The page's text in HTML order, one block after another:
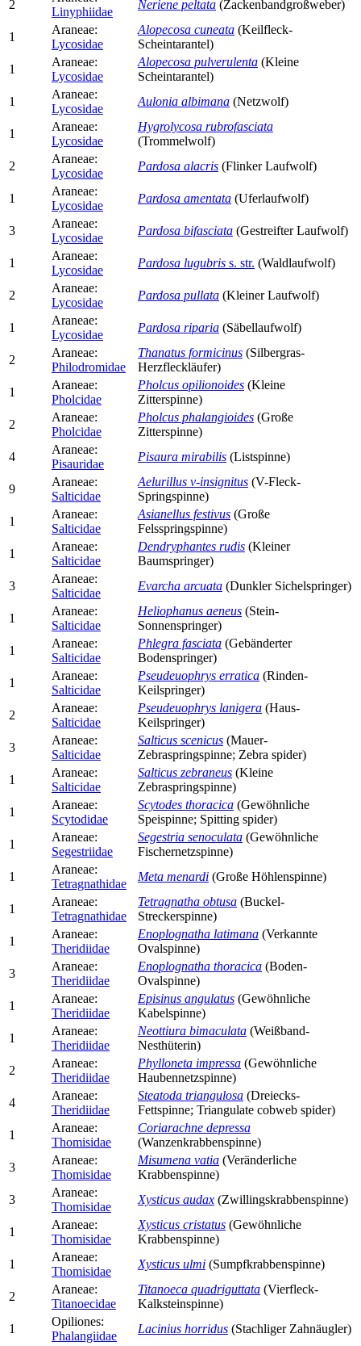
2
Linyphiidae
Neriene peltata (Zackenbandgroßweber)
1
Araneae:
Lycosidae
Alopecosa cuneata (Keilfleck-
Scheintarantel)
1
Araneae:
Lycosidae
Alopecosa pulverulenta (Kleine
Scheintarantel)
1
Araneae:
Lycosidae
Aulonia albimana (Netzwolf)
1
Araneae:
Lycosidae
Hygrolycosa rubrofasciata
(Trommelwolf)
2
Araneae:
Lycosidae
Pardosa alacris (Flinker Laufwolf)
1
Araneae:
Lycosidae
Pardosa amentata (Uferlaufwolf)
3
Araneae:
Lycosidae
Pardosa bifasciata (Gestreifter Laufwolf)
1
Araneae:
Lycosidae
Pardosa lugubris s. str. (Waldlaufwolf)
2
Araneae:
Lycosidae
Pardosa pullata (Kleiner Laufwolf)
1
Araneae:
Lycosidae
Pardosa riparia (Säbellaufwolf)
2
Araneae:
Philodromidae
Thanatus formicinus (Silbergras-
Herzfleckläufer)
1
Araneae:
Pholcidae
Pholcus opilionoides (Kleine
Zitterspinne)
2
Araneae:
Pholcidae
Pholcus phalangioides (Große
Zitterspinne)
4
Araneae:
Pisauridae
Pisaura mirabilis (Listspinne)
9
Araneae:
Salticidae
Aelurillus v-insignitus (V-Fleck-
Springspinne)
1
Araneae:
Salticidae
Asianellus festivus (Große
Felsspringspinne)
1
Araneae:
Salticidae
Dendryphantes rudis (Kleiner
Baumspringer)
3
Araneae:
Salticidae
Evarcha arcuata (Dunkler Sichelspringer)
1
Araneae:
Salticidae
Heliophanus aeneus (Stein-
Sonnenspringer)
1
Araneae:
Salticidae
Phlegra fasciata (Gebänderter
Bodenspringer)
1
Araneae:
Salticidae
Pseudeuophrys erratica (Rinden-
Keilspringer)
2
Araneae:
Salticidae
Pseudeuophrys lanigera (Haus-
Keilspringer)
3
Araneae:
Salticidae
Salticus scenicus (Mauer-
Zebraspringspinne; Zebra spider)
1
Araneae:
Salticidae
Salticus zebraneus (Kleine
Zebraspringspinne)
1
Araneae:
Scytodidae
Scytodes thoracica (Gewöhnliche
Speispinne; Spitting spider)
1
Araneae:
Segestriidae
Segestria senoculata (Gewöhnliche
Fischernetzspinne)
1
Araneae:
Tetragnathidae
Meta menardi (Große Höhlenspinne)
1
Araneae:
Tetragnathidae
Tetragnatha obtusa (Buckel-
Streckerspinne)
1
Araneae:
Theridiidae
Enoplognatha latimana (Verkannte
Ovalspinne)
3
Araneae:
Theridiidae
Enoplognatha thoracica (Boden-
Ovalspinne)
1
Araneae:
Theridiidae
Episinus angulatus (Gewöhnliche
Kabelspinne)
1
Araneae:
Theridiidae
Neottiura bimaculata (Weißband-
Nesthüterin)
2
Araneae:
Theridiidae
Phylloneta impressa (Gewöhnliche
Haubennetzspinne)
4
Araneae:
Theridiidae
Steatoda triangulosa (Dreiecks-
Fettspinne; Triangulate cobweb spider)
1
Araneae:
Thomisidae
Coriarachne depressa
(Wanzenkrabbenspinne)
3
Araneae:
Thomisidae
Misumena vatia (Veränderliche
Krabbenspinne)
3
Araneae:
Thomisidae
Xysticus audax (Zwillingskrabbenspinne)
1
Araneae:
Thomisidae
Xysticus cristatus (Gewöhnliche
Krabbenspinne)
1
Araneae:
Thomisidae
Xysticus ulmi (Sumpfkrabbenspinne)
2
Araneae:
Titanoecidae
Titanoeca quadriguttata (Vierfleck-
Kalksteinspinne)
1
Opiliones:
Phalangiidae
Lacinius horridus (Stachliger Zahnäugler)